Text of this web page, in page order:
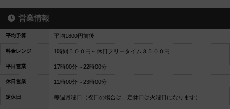
営業情報
平均予算 平均1800円前後
料金レンジ 1時間５００円～休日フリータイム３５００円
平日営業 17時00分～22時00分
休日営業 11時00分～23時00分
定休日 毎週月曜日（祝日の場合は、定休日は火曜日になります）